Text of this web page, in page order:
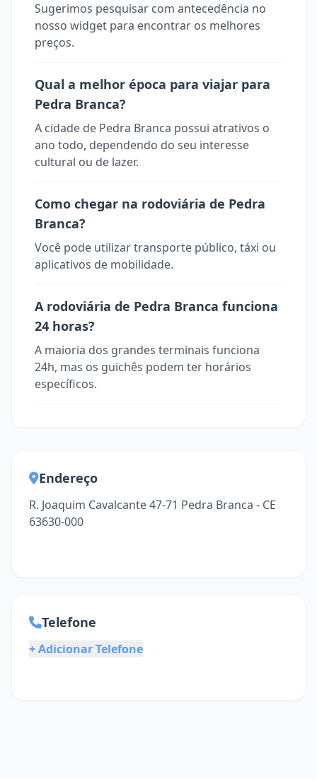
Sugerimos pesquisar com antecedência no
nosso widget para encontrar os melhores
preços.
Qual a melhor época para viajar para
Pedra Branca?
A cidade de Pedra Branca possui atrativos o
ano todo, dependendo do seu interesse
cultural ou de lazer.
Como chegar na rodoviária de Pedra
Branca?
Você pode utilizar transporte público, táxi ou
aplicativos de mobilidade.
A rodoviária de Pedra Branca funciona
24 horas?
A maioria dos grandes terminais funciona
24h, mas os guichês podem ter horários
específicos.
Endereço
R. Joaquim Cavalcante 47-71 Pedra Branca - CE
63630-000
Telefone
+ Adicionar Telefone